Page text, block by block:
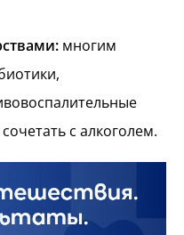
многим
с алкоголем.